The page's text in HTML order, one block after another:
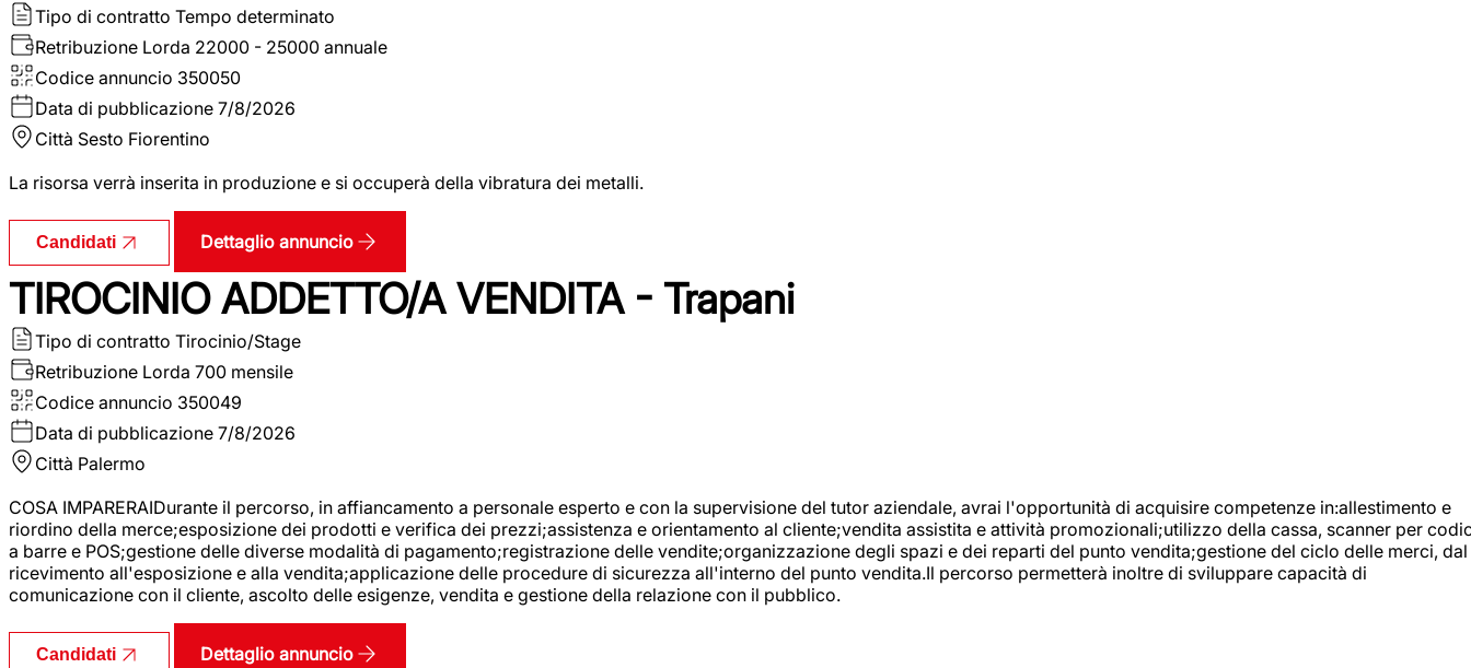
Tipo di contratto Tempo determinato
Retribuzione Lorda 22000 - 25000 annuale
Codice annuncio 350050
Data di pubblicazione 7/8/2026
Città Sesto Fiorentino
La risorsa verrà inserita in produzione e si occuperà della vibratura dei metalli.
Candidati Dettaglio annuncio
TIROCINIO ADDETTO/A VENDITA - Trapani
Tipo di contratto Tirocinio/Stage
Retribuzione Lorda 700 mensile
Codice annuncio 350049
Data di pubblicazione 7/8/2026
Città Palermo
COSA IMPARERAIDurante il percorso, in affiancamento a personale esperto e con la supervisione del tutor aziendale, avrai l'opportunità di acquisire competenze in:allestimento e
riordino della merce;esposizione dei prodotti e verifica dei prezzi;assistenza e orientamento al cliente;vendita assistita e attività promozionali;utilizzo della cassa, scanner per
a barre e POS;gestione delle diverse modalità di pagamento;registrazione delle vendite;organizzazione degli spazi e dei reparti del punto vendita;gestione del ciclo delle merci, dal
ricevimento all'esposizione e alla vendita;applicazione delle procedure di sicurezza all'interno del punto vendita.Il percorso permetterà inoltre di sviluppare capacità di
comunicazione con il cliente, ascolto delle esigenze, vendita e gestione della relazione con il pubblico.
Candidati Dettaglio annuncio